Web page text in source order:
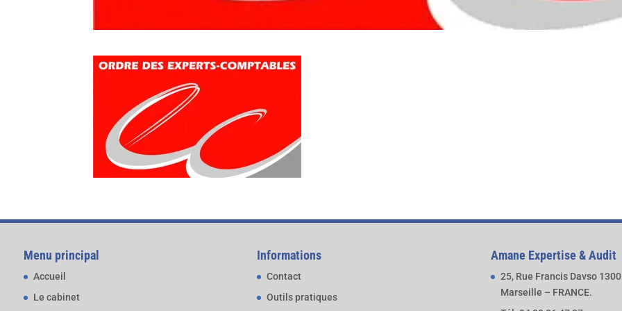
Menu principal
Accueil
Le cabinet
Informations
Contact
Outils pratiques
Amane Expertise & Audit
25, Rue Francis Davso
Marseille – FRANCE.